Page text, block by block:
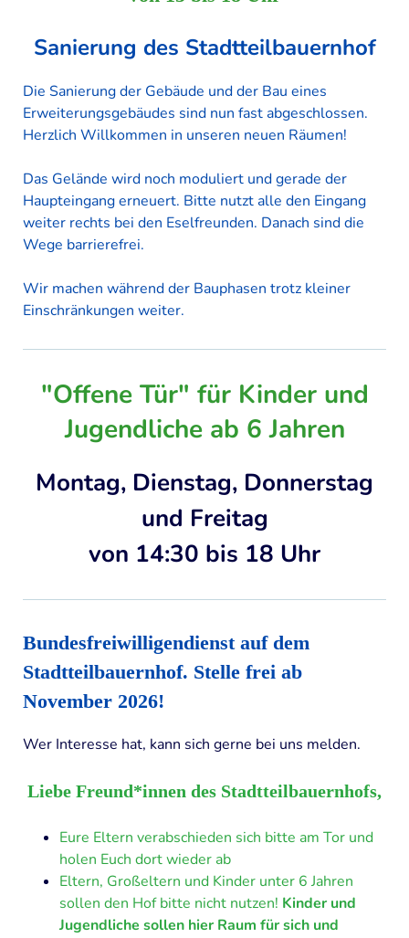
Sanierung des Stadtteilbauernhof
Die Sanierung der Gebäude und der Bau eines
Erweiterungsgebäudes sind nun fast abgeschlossen.
Herzlich Willkommen in unseren neuen Räumen!
Das Gelände wird noch moduliert und gerade der
Haupteingang erneuert. Bitte nutzt alle den Eingang
weiter rechts bei den Eselfreunden. Danach sind die
Wege barrierefrei.
Wir machen während der Bauphasen trotz kleiner
Einschränkungen weiter.
"Offene Tür" für Kinder und
Jugendliche ab 6 Jahren
Montag, Dienstag, Donnerstag
und Freitag
von 14:30 bis 18 Uhr
Bundesfreiwilligendienst auf dem
Stadtteilbauernhof. Stelle frei ab
November 2026!
Wer Interesse hat, kann sich gerne bei uns melden.
Liebe Freund*innen des Stadtteilbauernhofs,
Eure Eltern verabschieden sich bitte am Tor und
holen Euch dort wieder ab
Eltern, Großeltern und Kinder unter 6 Jahren
sollen den Hof bitte nicht nutzen! Kinder und
Jugendliche sollen hier Raum für sich und